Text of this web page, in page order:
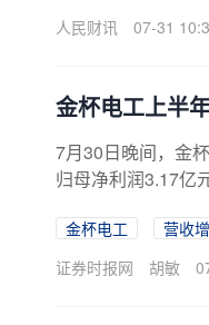
人民财讯
07-31
金杯电工上半
7月30日晚间，金
归母净利润3.17亿
支撑。经营业绩稳
润由1.98亿元增长
金杯电工
营收
证券时报网
胡敏